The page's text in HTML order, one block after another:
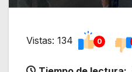
Vistas: 134 0